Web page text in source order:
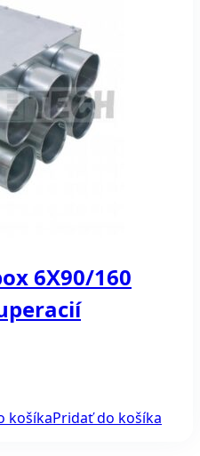
6X90/160
košíkaPridať do košíka